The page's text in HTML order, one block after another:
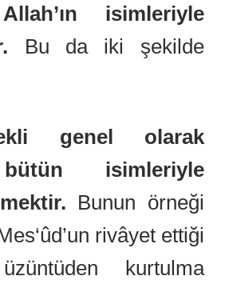
isimleriyle
Bu da iki şekilde
genel olarak
isimleriyle
Bunun örneği
rivâyet ettiği
kurtulma